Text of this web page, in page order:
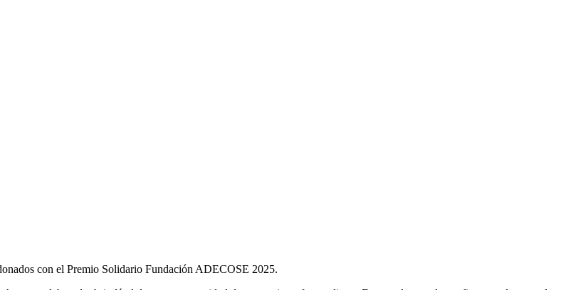
con el Premio Solidario Fundación ADECOSE 2025.